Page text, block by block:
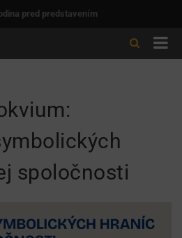
pred predstavením
spoločnosti